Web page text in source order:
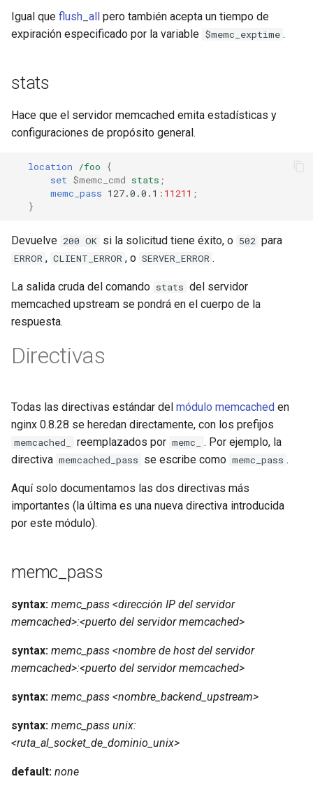
Igual que flush_all pero también acepta un tiempo de
expiración especificado por la variable $memc_exptime .
stats
Hace que el servidor memcached emita estadísticas y
configuraciones de propósito general.
location /foo
{
set $memc_cmd stats ;
memc_pass 127.0.0.1 : 11211 ;
}
Devuelve 200 OK si la solicitud tiene éxito, o 502 para
ERROR , CLIENT_ERROR , o SERVER_ERROR .
La salida cruda del comando stats del servidor
memcached upstream se pondrá en el cuerpo de la
respuesta.
Directivas
Todas las directivas estándar del módulo memcached en
nginx 0.8.28 se heredan directamente, con los prefijos
memcached_ reemplazados por memc_
. Por ejemplo, la
directiva memcached_pass se escribe como memc_pass .
Aquí solo documentamos las dos directivas más
importantes (la última es una nueva directiva introducida
por este módulo).
memc_pass
syntax: memc_pass <dirección IP del servidor
memcached>:<puerto del servidor memcached>
syntax: memc_pass <nombre de host del servidor
memcached>:<puerto del servidor memcached>
syntax: memc_pass <nombre_backend_upstream>
syntax: memc_pass unix:
<ruta_al_socket_de_dominio_unix>
default: none